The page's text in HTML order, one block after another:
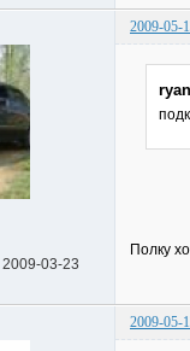
2009-05-
2009-03-23
Полку
2009-05-